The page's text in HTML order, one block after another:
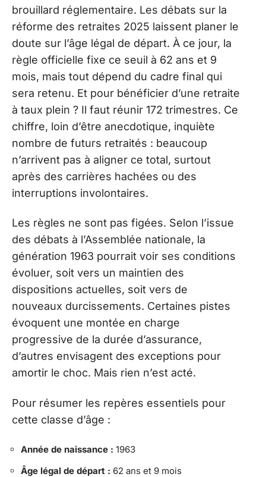
brouillard réglementaire. Les débats sur la
réforme des retraites 2025 laissent planer le
doute sur l’âge légal de départ. À ce jour, la
règle officielle fixe ce seuil à 62 ans et 9
mois, mais tout dépend du cadre final qui
sera retenu. Et pour bénéficier d’une retraite
à taux plein ? Il faut réunir 172 trimestres. Ce
chiffre, loin d’être anecdotique, inquiète
nombre de futurs retraités : beaucoup
n’arrivent pas à aligner ce total, surtout
après des carrières hachées ou des
interruptions involontaires.
Les règles ne sont pas figées. Selon l’issue
des débats à l’Assemblée nationale, la
génération 1963 pourrait voir ses conditions
évoluer, soit vers un maintien des
dispositions actuelles, soit vers de
nouveaux durcissements. Certaines pistes
évoquent une montée en charge
progressive de la durée d’assurance,
d’autres envisagent des exceptions pour
amortir le choc. Mais rien n’est acté.
Pour résumer les repères essentiels pour
cette classe d’âge :
Année de naissance : 1963
Âge légal de départ : 62 ans et 9 mois